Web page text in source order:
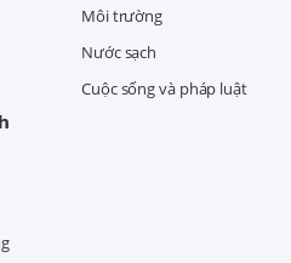
Môi trường
Nước sạch
Cuộc sống và pháp luật